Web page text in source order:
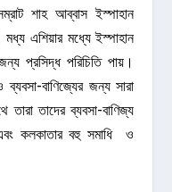
শাহ আব্বাস ইস্পাহান
এশিয়ার মধ্যে ইস্পাহান
প্রসিদ্ধ পরিচিতি পায়।
বাণিজ্যের জন্য সারা
তারা তাদের ব্যবসা-বাণিজ্য
কলকাতার বহু সমাধি ও